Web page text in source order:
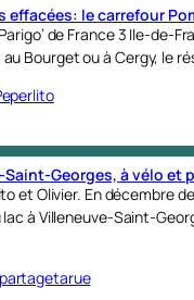
le carrefour
de France 3 Ile-
Bourget ou à Cergy, le
Georges, à vélo et
et Olivier. En décembre
à Villeneuve-Saint-